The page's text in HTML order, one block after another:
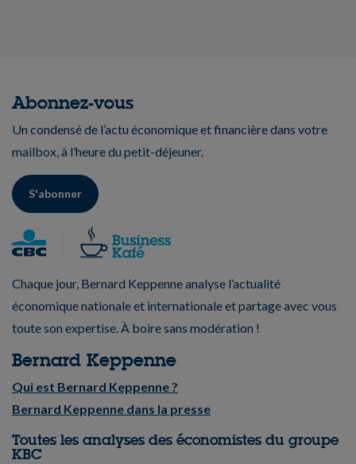
Abonnez-vous
Un condensé de l’actu économique et financière dans votre
mailbox, à l’heure du petit-déjeuner.
S'abonner
Chaque jour, Bernard Keppenne analyse l’actualité
économique nationale et internationale et partage avec vous
toute son expertise. À boire sans modération !
Bernard Keppenne
Qui est Bernard Keppenne ?
Bernard Keppenne dans la presse
Toutes les analyses des économistes du groupe
KBC